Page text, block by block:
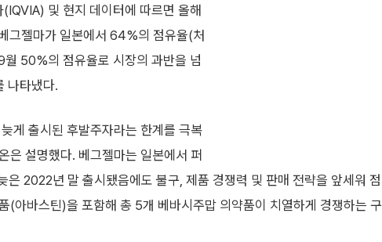
및 현지 데이터에 따르면 올해
그젤마가 일본에서 64%의 점유율(처
50%의 점유율로 시장의 과반을 넘
나타냈다.
게 출시된 후발주자라는 한계를 극복
은 설명했다. 베그젤마는 일본에서 퍼
은 2022년 말 출시됐음에도 불구, 제품 경쟁력 및 판매 전략을 앞세워 점
(아바스틴)을 포함해 총 5개 베바시주맙 의약품이 치열하게 경쟁하는 구